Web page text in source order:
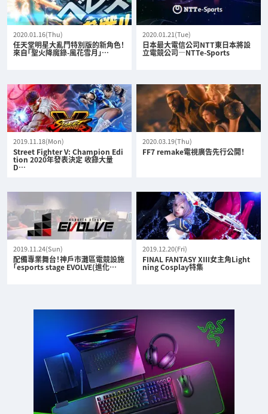
2020.01.16(Thu)
任天堂明星大亂鬥特別版的新角色！
來自「聖火降魔錄-風花雪月」…
2020.01.21(Tue)
日本最大電信公司NTT東日本將設
立電競公司—NTTe-Sports
2019.11.18(Mon)
Street Fighter V: Champion Edi
tion 2020年發表決定 收錄大量
D…
2020.03.19(Thu)
FF7 remake電視廣告先行公開！
2019.11.24(Sun)
配備專業舞台！神戶市灘區電競設施
「esports stage EVOLVE(進化…
2019.12.20(Fri)
FINAL FANTASY XIII女主角Light
ning Cosplay特集